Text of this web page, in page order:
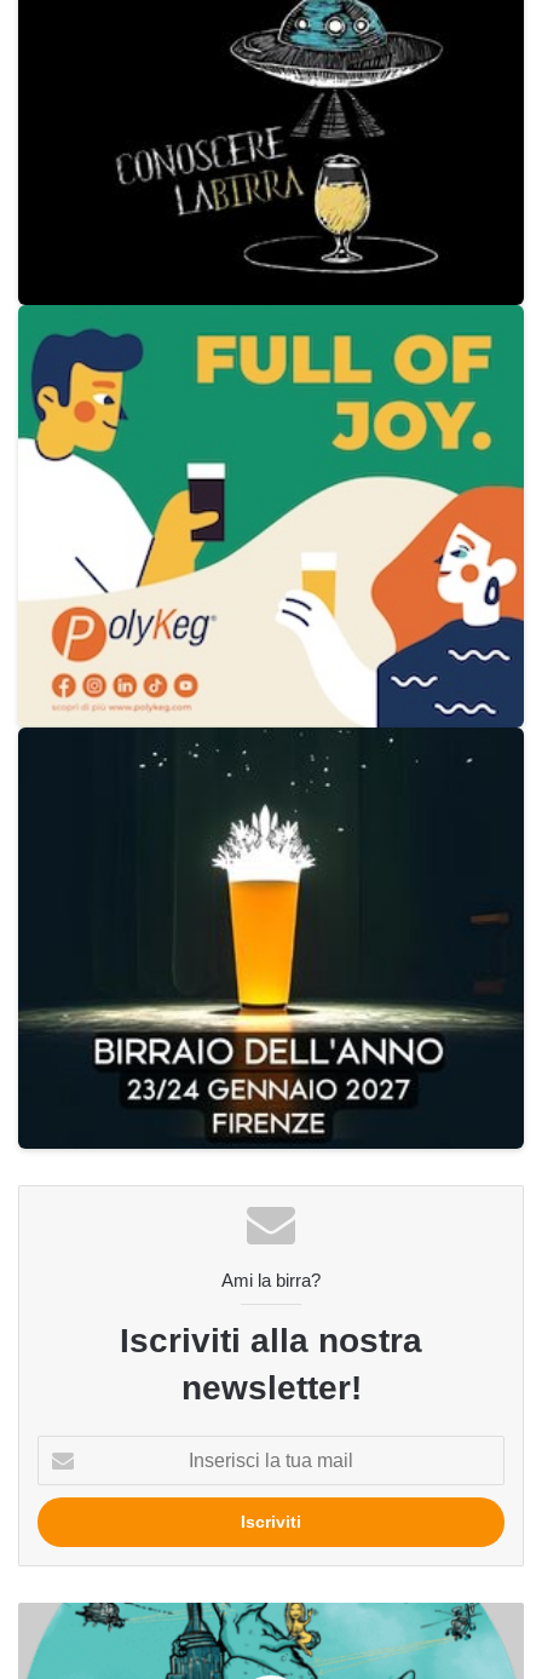
Ami la birra?
Iscriviti alla nostra
newsletter!
tua
mail
Riappala
del